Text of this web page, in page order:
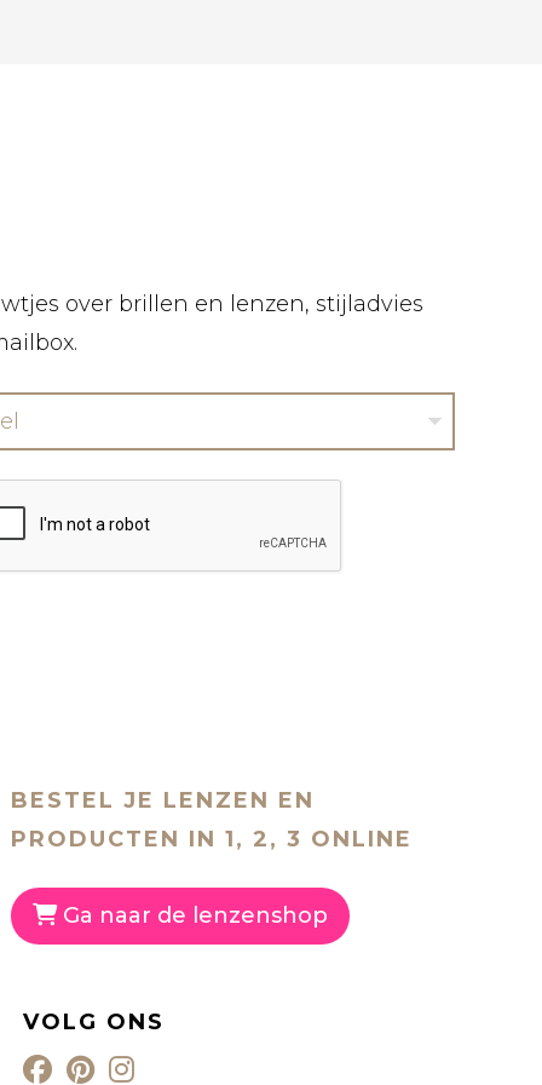
over brillen en lenzen, stijladvies
BESTEL JE LENZEN EN
PRODUCTEN IN 1, 2, 3 ONLINE
Ga naar de lenzenshop
VOLG ONS